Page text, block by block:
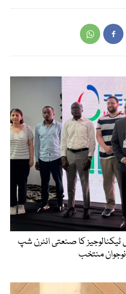
ٹیکنالوجیز کا صنعتی انٹرن شپ